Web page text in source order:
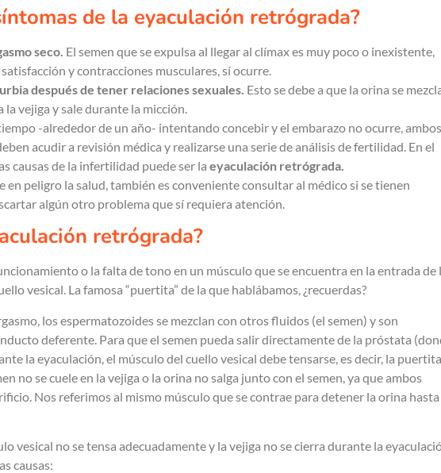
de la eyaculación retrógrada?
seco. El semen que se expulsa al llegar al clímax es muy poco o inexistente,
y contracciones musculares, sí ocurre.
después de tener relaciones sexuales. Esto se debe a que la orina se
la vejiga y sale durante la micción.
-alrededor de un año- intentando concebir y el embarazo no ocurre, ambos
acudir a revisión médica y realizarse una serie de análisis de fertilidad. En el
causas de la infertilidad puede ser la eyaculación retrógrada.
en peligro la salud, también es conveniente consultar al médico si se tienen
algún otro problema que sí requiera atención.
retrógrada?
o la falta de tono en un músculo que se encuentra en la entrada de
vesical. La famosa “puertita” de la que hablábamos, ¿recuerdas?
los espermatozoides se mezclan con otros fluidos (el semen) y son
deferente. Para que el semen pueda salir directamente de la próstata
la eyaculación, el músculo del cuello vesical debe tensarse, es decir, la puertita
no se cuele en la vejiga o la orina no salga junto con el semen, ya que ambos
Nos referimos al mismo músculo que se contrae para detener la orina hasta
vesical no se tensa adecuadamente y la vejiga no se cierra durante la
causas: